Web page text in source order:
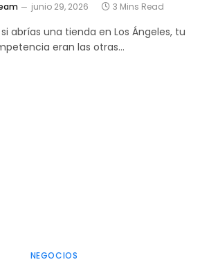
junio 29, 2026 3 Mins Read
abrías una tienda en Los Ángeles, tu
eran las otras…
NEGOCIOS